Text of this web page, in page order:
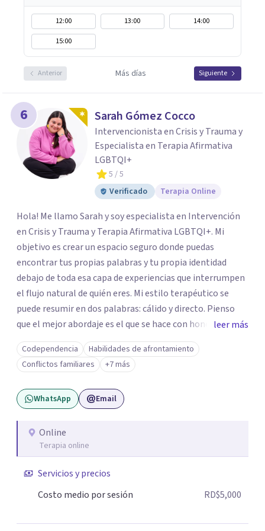
12:00 13:00
14:00
15:00
Anterior Más días Siguiente
6 Sarah Gómez Cocco
Intervencionista en Crisis y Trauma y
Especialista en Terapia Afirmativa
LGBTQI+
5 / 5
Verificado
Terapia Online
Hola! Me llamo Sarah y soy especialista en Intervención
en Crisis y Trauma y Terapia Afirmativa LGBTQI+. Mi
objetivo es crear un espacio seguro donde puedas
encontrar tus propias palabras y tu propia identidad
debajo de toda esa capa de experiencias que interrumpen
el flujo natural de quién eres. Mi estilo terapéutico se
puede resumir en dos palabras: cálido y directo. Pienso
que el mejor abordaje es el que se hace con honestidad y
empatía, respetando el tiempo y estilo de procesar sus
emociones de cada uno de mis consultantes. Trabajo con
el Análisis Funcional de la Conducta como base y de vez
en cuando puedo apoyarme en otros estilos de
intervención dependiendo de las necesidades y objetivos
leer más
Codependencia
Habilidades de afrontamiento
Conflictos familiares
+7 más
WhatsApp Email
Online
Terapia online
Servicios y precios
Costo medio por sesión
RD$5,000